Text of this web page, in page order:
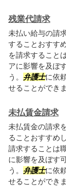
残業代請求
未払い給与の請
することおすす
を請求すること
アに影響を及ぼ
う。 弁護士に依
せることができ
未払賃金請求
未払賃金の請求
ることおすすめ
請求することは
に影響を及ぼす
う。 弁護士に依
せることができ